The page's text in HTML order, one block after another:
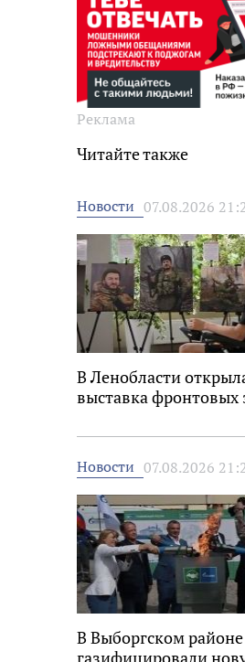
Реклама
Читайте также
Новости 07.08.2026
В Ленобласти
выставка фронтовых
Новости 07.08.2026
В Выборгском районе